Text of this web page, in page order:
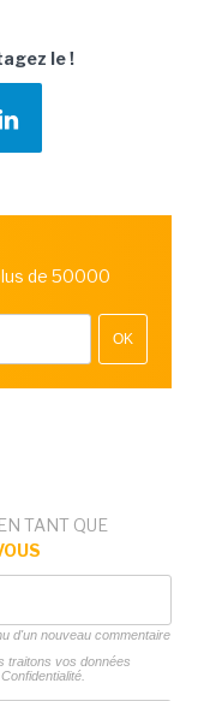
le !
de 50000
OK
TANT QUE
d'un nouveau commentaire
traitons vos données